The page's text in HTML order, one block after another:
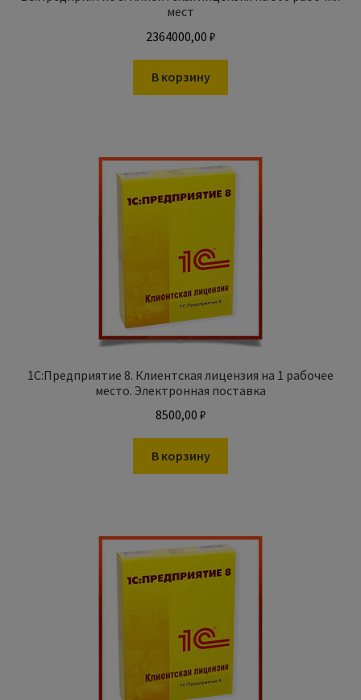
мест
2364000,00 ₽
В корзину
1С:Предприятие 8. Клиентская лицензия на 1 рабочее
место. Электронная поставка
8500,00 ₽
В корзину